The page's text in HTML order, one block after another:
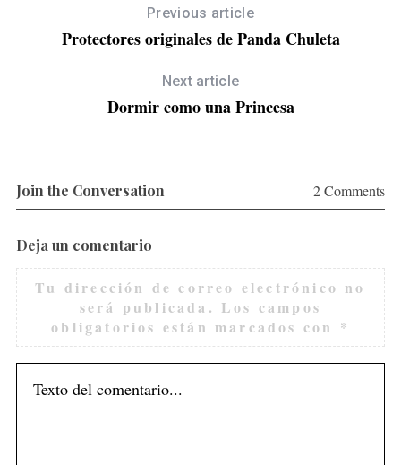
Previous article
Protectores originales de Panda Chuleta
Next article
Dormir como una Princesa
Join the Conversation 2 Comments
Deja un comentario
Tu dirección de correo electrónico no
será publicada. Los campos
obligatorios están marcados con *